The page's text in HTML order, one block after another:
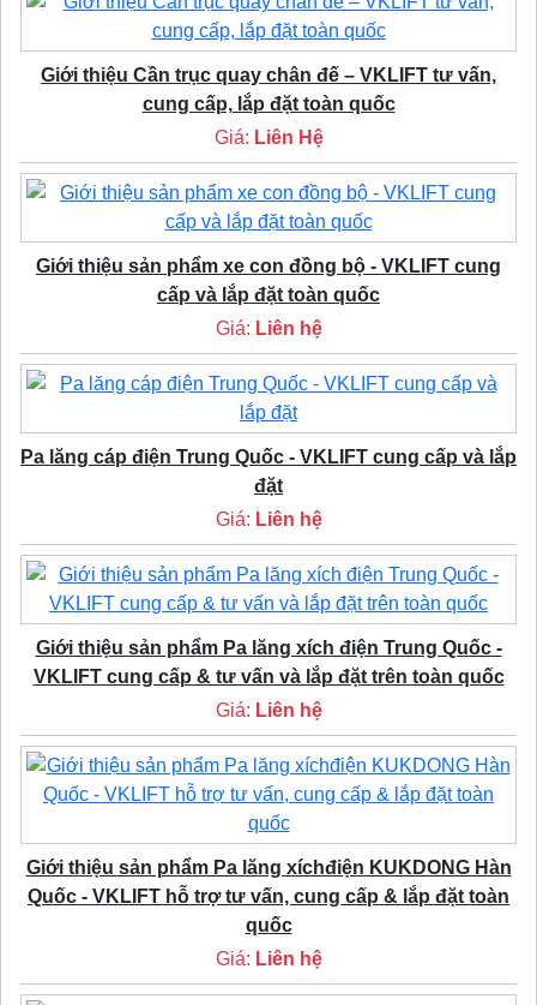
Giới thiệu Cần trục quay chân đế – VKLIFT tư vấn,
cung cấp, lắp đặt toàn quốc
Giá: Liên Hệ
Giới thiệu sản phẩm xe con đồng bộ - VKLIFT cung
cấp và lắp đặt toàn quốc
Giá: Liên hệ
Pa lăng cáp điện Trung Quốc - VKLIFT cung cấp và lắp
đặt
Giá: Liên hệ
Giới thiệu sản phẩm Pa lăng xích điện Trung Quốc -
VKLIFT cung cấp & tư vấn và lắp đặt trên toàn quốc
Giá: Liên hệ
Giới thiệu sản phẩm Pa lăng xíchđiện KUKDONG Hàn
Quốc - VKLIFT hỗ trợ tư vấn, cung cấp & lắp đặt toàn
quốc
Giá: Liên hệ